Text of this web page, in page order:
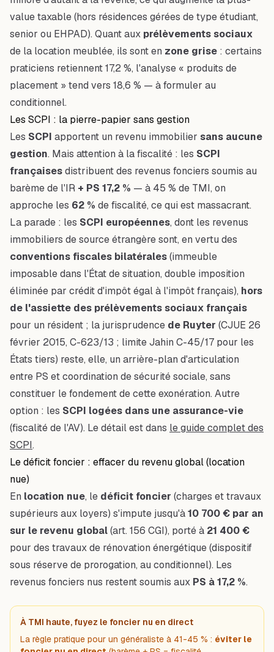
value taxable (hors résidences gérées de type étudiant,
senior ou EHPAD). Quant aux prélèvements sociaux
de la location meublée, ils sont en zone grise : certains
praticiens retiennent 17,2 %, l'analyse « produits de
placement » tend vers 18,6 % — à formuler au
conditionnel.
Les SCPI : la pierre-papier sans gestion
Les SCPI apportent un revenu immobilier sans aucune
gestion. Mais attention à la fiscalité : les SCPI
françaisesdistribuent des revenus fonciers soumis au
barème de l'IR + PS 17,2 % — à 45 % de TMI, on
approche les 62 % de fiscalité, ce qui est massacrant.
La parade : les SCPI européennes, dont les revenus
immobiliers de source étrangère sont, en vertu des
conventions fiscales bilatérales(immeuble
imposable dans l'État de situation, double imposition
éliminée par crédit d'impôt égal à l'impôt français), hors
de l'assiette des prélèvements sociaux français
pour un résident ; la jurisprudence de Ruyter (CJUE 26
février 2015, C-623/13 ; limite Jahin C-45/17 pour les
États tiers) reste, elle, un arrière-plan d'articulation
entre PS et coordination de sécurité sociale, sans
constituer le fondement de cette exonération. Autre
option : les SCPI logées dans une assurance-vie
(fiscalité de l'AV). Le détail est dans le guide complet des
SCPI.
Le déficit foncier : effacer du revenu global (location
nue)
En location nue, le déficit foncier (charges et travaux
supérieurs aux loyers) s'impute jusqu'à10 700 € par an
sur le revenu global(art. 156 CGI), porté à 21 400 €
pour des travaux de rénovation énergétique (dispositif
sous réserve de prorogation, au conditionnel). Les
revenus fonciers nus restent soumis aux PS à 17,2 %.
À TMI haute, fuyez le foncier nu en direct
La règle pratique pour un généraliste à 41-45 % : éviter le